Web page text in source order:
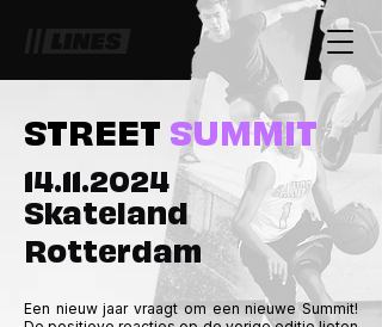
STREET SUMMIT
14.11.2024
Skateland
Rotterdam
Een nieuw jaar vraagt om een nieuwe Summit!